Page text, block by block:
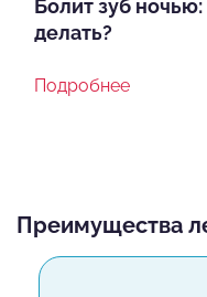
Болит зуб ночью:
делать?
Подробнее
Преимущества